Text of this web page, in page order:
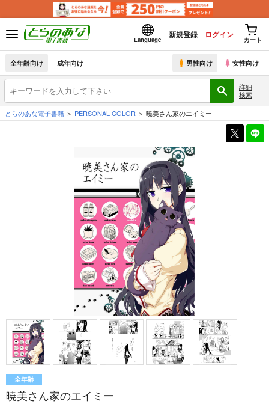
Language
新規登録 ログイン
カート
全年齢向け 成年向け 男性向け 女性向け
詳細
検索
とらのあな電子書籍
PERSONAL COLOR 暁美さん家のエイミー
全年齢
暁美さん家のエイミー